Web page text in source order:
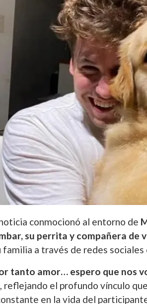
conmocionó al entorno de
su perrita y compañera de
familia a través de redes
tanto amor… espero que nos
reflejando el profundo vínculo
en la vida del